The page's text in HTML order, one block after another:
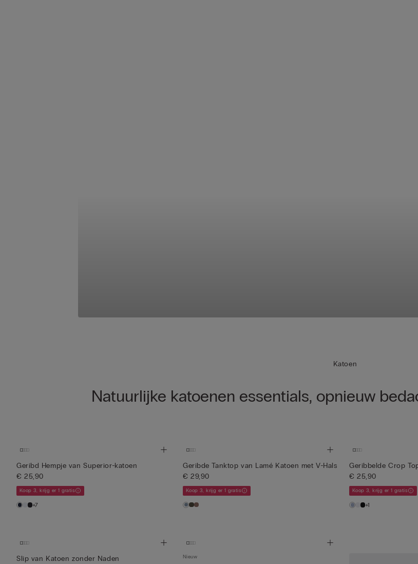
Katoen
Natuurlijke katoenen essentials, opnieuw
Geribd Hempje van Superior-katoen
€ 25,90
Koop 3, krijg er 1 gratis
+7
Geribde Tanktop van Lamé Katoen met V-Hals
€ 29,90
Koop 3, krijg er 1 gratis
Geribbelde Crop
€ 25,90
Koop 3, krijg er 1 gratis
+1
Slip van Katoen zonder Naden
Nieuw